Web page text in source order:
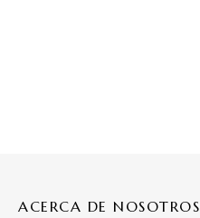
ACERCA DE NOSOTROS